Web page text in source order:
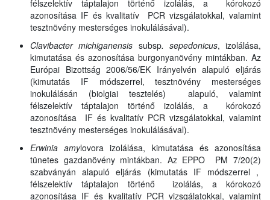
félszelektív táptalajon történő izolálás, a kórokozó
azonosítása IF és kvalitatív PCR vizsgálatokkal, valamint
tesztnövény mesterséges inokulálásával).
Clavibacter michiganensis subsp. sepedonicus, izolálása,
kimutatása és azonosítása burgonyanövény mintákban. Az
Európai Bizottság 2006/56/EK Irányelvén alapuló eljárás
(kimutatás IF módszerrel, tesztnövény mesterséges
inokulálásán (biolgiai tesztelés) alapuló, valamint
félszelektív táptalajon történő izolálás, a kórokozó
azonosítása IF és kvalitatív PCR vizsgálatokkal, valamint
tesztnövény mesterséges inokulálásával).
Erwinia amylovora izolálása, kimutatása és azonosítása
tünetes gazdanövény mintákban. Az EPPO PM 7/20(2)
szabványán alapuló eljárás (kimutatás IF módszerrel ,
félszelektív táptalajon történő izolálás, a kórokozó
azonosítása IF és kvalitatív PCR vizsgálatokkal, valamint